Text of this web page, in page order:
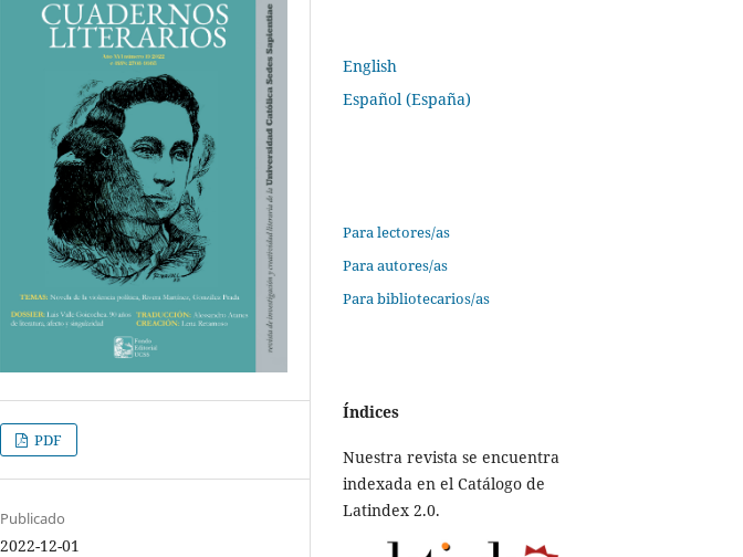
PDF
Publicado
2022-12-01
English
Español (España)
Para lectores/as
Para autores/as
Para bibliotecarios/as
Índices
Nuestra revista se encuentra
indexada en el Catálogo de
Latindex 2.0.